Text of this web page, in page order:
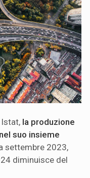
la produzione
suo insieme
settembre 2023,
diminuisce del